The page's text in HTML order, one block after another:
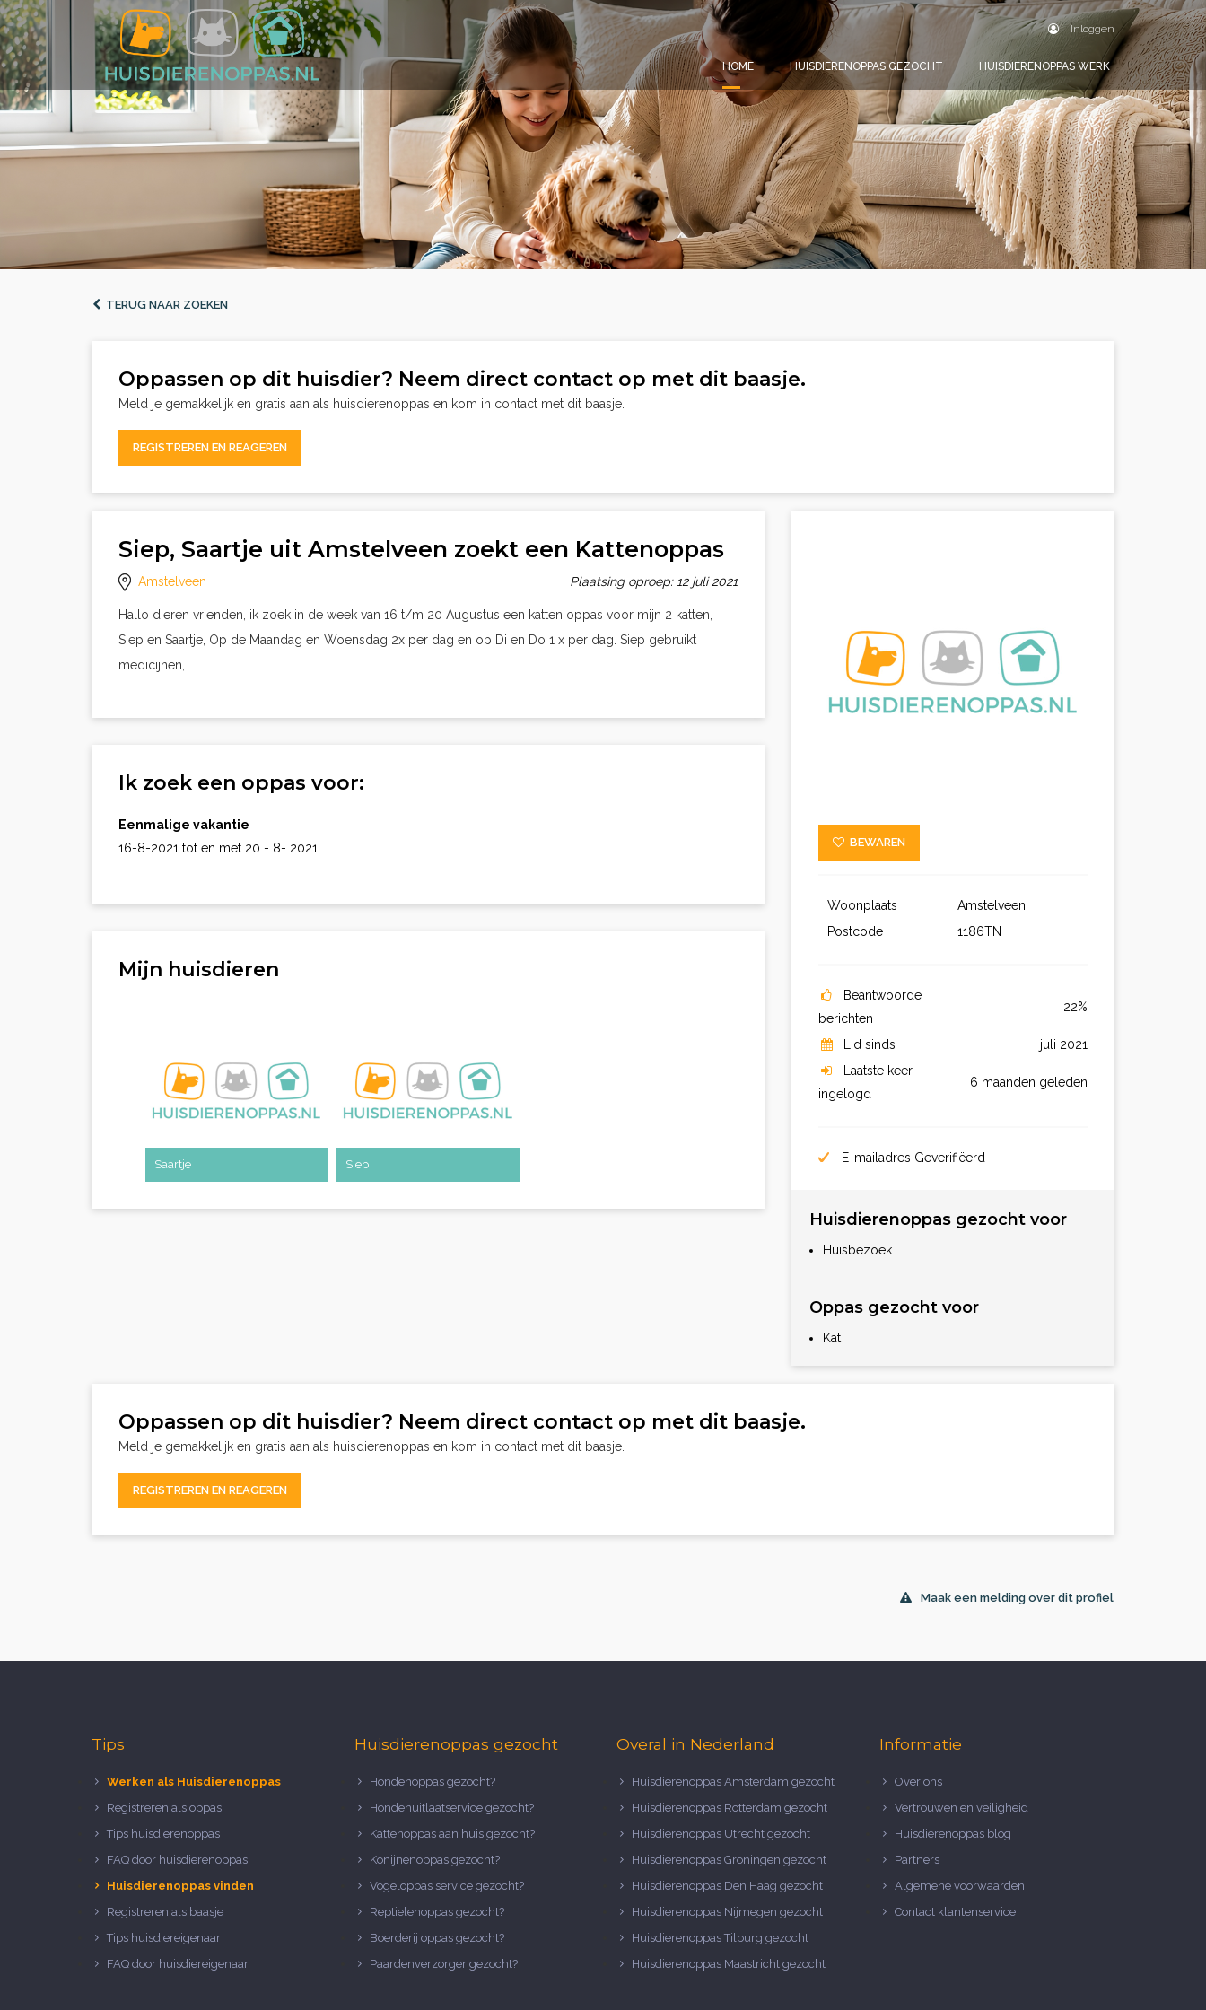
Inloggen
HOME HUISDIERENOPPAS GEZOCHT HUISDIERENOPPAS WERK
TERUG NAAR ZOEKEN
Oppassen op dit huisdier? Neem direct contact op met dit baasje.
Meld je gemakkelijk en gratis aan als huisdierenoppas en kom in contact met dit baasje.
REGISTREREN EN REAGEREN
Siep, Saartje uit Amstelveen zoekt een Kattenoppas
Amstelveen Plaatsing oproep: 12 juli 2021
Hallo dieren vrienden, ik zoek in de week van 16 t/m 20 Augustus een katten oppas voor mijn 2 katten,
Siep en Saartje, Op de Maandag en Woensdag 2x per dag en op Di en Do 1 x per dag. Siep gebruikt
medicijnen,
Ik zoek een oppas voor:
Eenmalige vakantie
16-8-2021 tot en met 20 - 8- 2021
Mijn huisdieren
Saartje Siep
BEWAREN
Woonplaats
Amstelveen
Postcode
1186TN
Beantwoorde
berichten
22%
Lid sinds
juli 2021
Laatste keer
ingelogd
6 maanden geleden
E-mailadres Geverifiëerd
Huisdierenoppas gezocht voor
Huisbezoek
Oppas gezocht voor
Kat
Oppassen op dit huisdier? Neem direct contact op met dit baasje.
Meld je gemakkelijk en gratis aan als huisdierenoppas en kom in contact met dit baasje.
REGISTREREN EN REAGEREN
Maak een melding over dit profiel
Tips
Werken als Huisdierenoppas
Registreren als oppas
Tips huisdierenoppas
FAQ door huisdierenoppas
Huisdierenoppas vinden
Registreren als baasje
Tips huisdiereigenaar
FAQ door huisdiereigenaar
Huisdierenoppas gezocht
Hondenoppas gezocht?
Hondenuitlaatservice gezocht?
Kattenoppas aan huis gezocht?
Konijnenoppas gezocht?
Vogeloppas service gezocht?
Reptielenoppas gezocht?
Boerderij oppas gezocht?
Paardenverzorger gezocht?
Overal in Nederland
Huisdierenoppas Amsterdam gezocht
Huisdierenoppas Rotterdam gezocht
Huisdierenoppas Utrecht gezocht
Huisdierenoppas Groningen gezocht
Huisdierenoppas Den Haag gezocht
Huisdierenoppas Nijmegen gezocht
Huisdierenoppas Tilburg gezocht
Huisdierenoppas Maastricht gezocht
Informatie
Over ons
Vertrouwen en veiligheid
Huisdierenoppas blog
Partners
Algemene voorwaarden
Contact klantenservice